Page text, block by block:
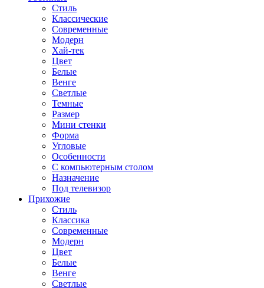
Стиль
Классические
Современные
Модерн
Хай-тек
Цвет
Белые
Венге
Светлые
Темные
Размер
Мини стенки
Форма
Угловые
Особенности
С компьютерным столом
Назначение
Под телевизор
Прихожие
Стиль
Классика
Современные
Модерн
Цвет
Белые
Венге
Светлые